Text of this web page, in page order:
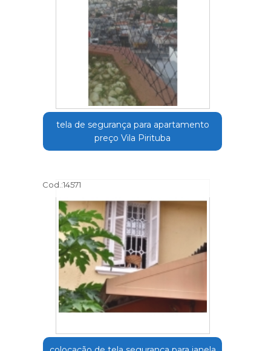
tela de segurança para apartamento
preço Vila Pirituba
Cod.:14571